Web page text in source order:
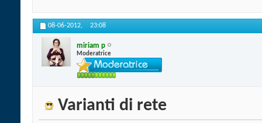
08-06-2012, 23:08
miriam p
Moderatrice
Varianti di rete